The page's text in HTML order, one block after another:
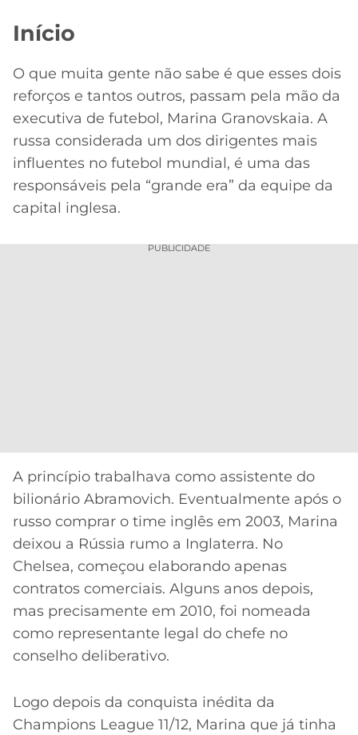
Início
O que muita gente não sabe é que esses dois
reforços e tantos outros, passam pela mão da
executiva de futebol, Marina Granovskaia. A
russa considerada um dos dirigentes mais
influentes no futebol mundial, é uma das
responsáveis pela “grande era” da equipe da
capital inglesa.
PUBLICIDADE
A princípio trabalhava como assistente do
bilionário Abramovich. Eventualmente após o
russo comprar o time inglês em 2003, Marina
deixou a Rússia rumo a Inglaterra. No
Chelsea, começou elaborando apenas
contratos comerciais. Alguns anos depois,
mas precisamente em 2010, foi nomeada
como representante legal do chefe no
conselho deliberativo.
Logo depois da conquista inédita da
Champions League 11/12, Marina que já tinha